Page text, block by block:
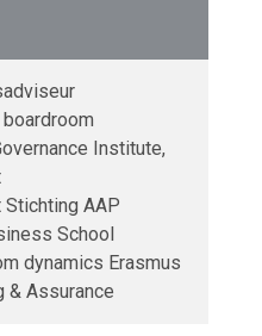
Institute,
AAP
School
dynamics Erasmus
& Assurance